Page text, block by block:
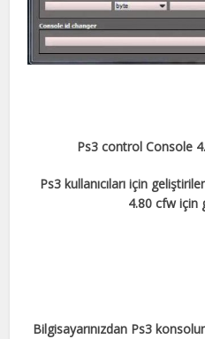
Ps3 control Console
Ps3 kullanıcıları için
4.80 cfw için
Bilgisayarınızdan Ps3